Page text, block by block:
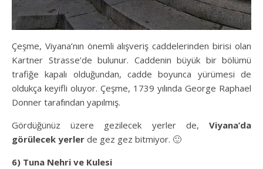
Çeşme, Viyana’nın önemli alışveriş caddelerinden birisi olan
Kartner Strasse’de bulunur. Caddenin büyük bir bölümü
trafiğe kapalı olduğundan, cadde boyunca yürümesi de
oldukça keyifli oluyor. Çeşme, 1739 yılında George Raphael
Donner tarafından yapılmış.
Gördüğünüz üzere gezilecek yerler de, Viyana’da
görülecek yerler de gez gez bitmiyor. 🙂
6) Tuna Nehri ve Kulesi